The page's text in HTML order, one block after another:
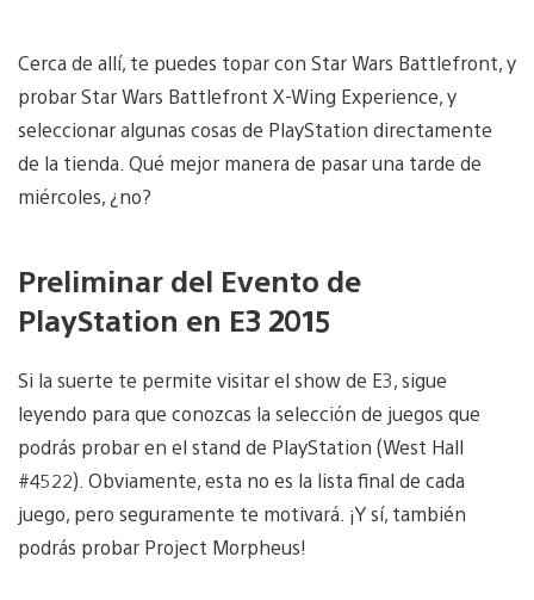
Cerca de allí, te puedes topar con Star Wars Battlefront, y
probar Star Wars Battlefront X-Wing Experience, y
seleccionar algunas cosas de PlayStation directamente
de la tienda. Qué mejor manera de pasar una tarde de
miércoles, ¿no?
Preliminar del Evento de
PlayStation en E3 2015
Si la suerte te permite visitar el show de E3, sigue
leyendo para que conozcas la selección de juegos que
podrás probar en el stand de PlayStation (West Hall
#4522). Obviamente, esta no es la lista final de cada
juego, pero seguramente te motivará. ¡Y sí, también
podrás probar Project Morpheus!